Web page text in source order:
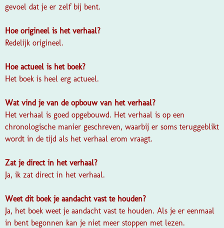
gevoel dat je er zelf bij bent.
Hoe origineel is het verhaal?
Redelijk origineel.
Hoe actueel is het boek?
Het boek is heel erg actueel.
Wat vind je van de opbouw van het verhaal?
Het verhaal is goed opgebouwd. Het verhaal is op een
chronologische manier geschreven, waarbij er soms teruggeblikt
wordt in de tijd als het verhaal erom vraagt.
Zat je direct in het verhaal?
Ja, ik zat direct in het verhaal.
Weet dit boek je aandacht vast te houden?
Ja, het boek weet je aandacht vast te houden. Als je er eenmaal
in bent begonnen kan je niet meer stoppen met lezen.